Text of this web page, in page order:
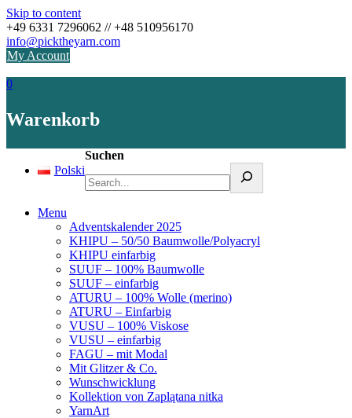
Skip to content
+49 6331 7296062 // +48 510956170
info@picktheyarn.com
My Account
0
Warenkorb
Polski
Suchen
Menu
Adventskalender 2025
KHIPU – 50/50 Baumwolle/Polyacryl
KHIPU einfarbig
SUUF – 100% Baumwolle
SUUF – einfarbig
ATURU – 100% Wolle (merino)
ATURU – Einfarbig
VUSU – 100% Viskose
VUSU – einfarbig
FAGU – mit Modal
Mit Glitzer & Co.
Wunschwicklung
Kollektion von Zaplątana nitka
YarnArt